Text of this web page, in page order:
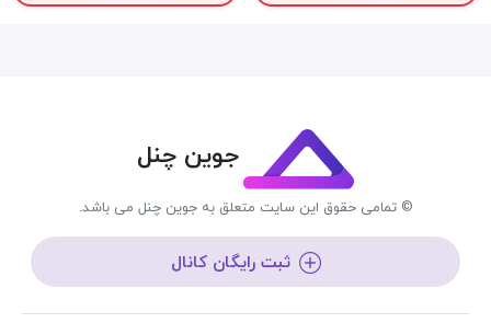
جوین چنل
© تمامی حقوق این سایت متعلق به جوین چنل می باشد.
ثبت رایگان کانال